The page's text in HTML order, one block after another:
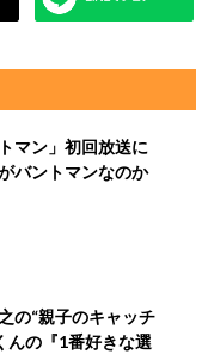
マン」初回放送に
バントマンなのか
の“親子のキャッチ
んの『1番好きな選